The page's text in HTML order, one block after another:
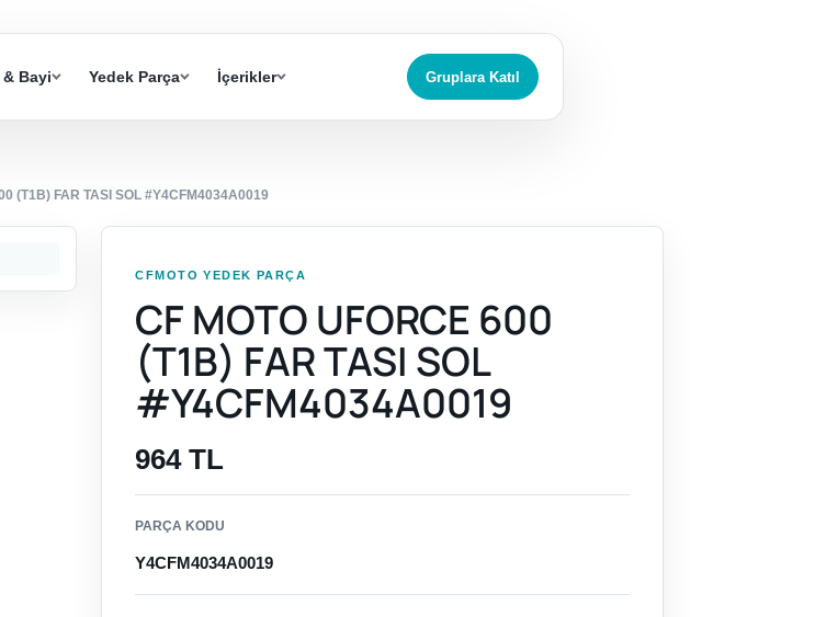
Bayi Yedek Parça İçerikler Gruplara Katıl
(T1B) FAR TASI SOL #Y4CFM4034A0019
CFMOTO YEDEK PARÇA
CF MOTO UFORCE 600
(T1B) FAR TASI SOL
#Y4CFM4034A0019
964 TL
PARÇA KODU
Y4CFM4034A0019